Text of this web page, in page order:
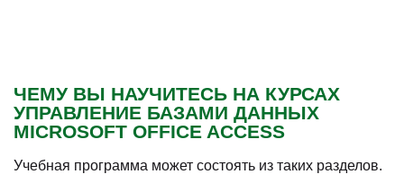
ЧЕМУ ВЫ НАУЧИТЕСЬ НА КУРСАХ
УПРАВЛЕНИЕ БАЗАМИ ДАННЫХ
MICROSOFT OFFICE ACCESS
Учебная программа может состоять из таких разделов.